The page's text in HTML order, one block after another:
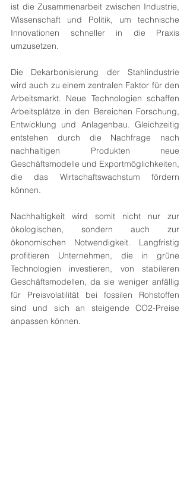
ist die Zusammenarbeit zwischen Industrie,
Wissenschaft und Politik, um technische
Innovationen schneller in die Praxis
umzusetzen.
Die Dekarbonisierung der Stahlindustrie
wird auch zu einem zentralen Faktor für den
Arbeitsmarkt. Neue Technologien schaffen
Arbeitsplätze in den Bereichen Forschung,
Entwicklung und Anlagenbau. Gleichzeitig
entstehen durch die Nachfrage nach
nachhaltigen Produkten neue
Geschäftsmodelle und Exportmöglichkeiten,
die das Wirtschaftswachstum fördern
können.
Nachhaltigkeit wird somit nicht nur zur
ökologischen, sondern auch zur
ökonomischen Notwendigkeit. Langfristig
profitieren Unternehmen, die in grüne
Technologien investieren, von stabileren
Geschäftsmodellen, da sie weniger anfällig
für Preisvolatilität bei fossilen Rohstoffen
sind und sich an steigende CO2-Preise
anpassen können.